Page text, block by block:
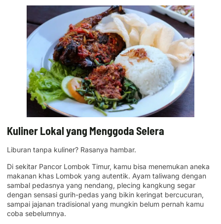
Kuliner Lokal yang Menggoda Selera
Liburan tanpa kuliner? Rasanya hambar.
Di sekitar Pancor Lombok Timur, kamu bisa menemukan aneka
makanan khas Lombok yang autentik. Ayam taliwang dengan
sambal pedasnya yang nendang, plecing kangkung segar
dengan sensasi gurih-pedas yang bikin keringat bercucuran,
sampai jajanan tradisional yang mungkin belum pernah kamu
coba sebelumnya.